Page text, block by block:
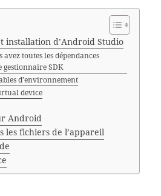
installation d’Android Studio
avez toutes les dépendances
gestionnaire SDK
d’environnement
device
Android
les fichiers de l’appareil